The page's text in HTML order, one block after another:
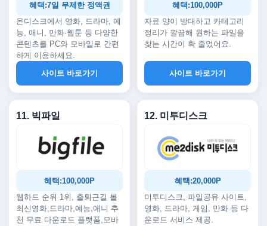
혜택:7일 무제한 정액권
온디스크에서 영화, 드라마, 예
능, 애니, 만화·웹툰 등 다양한
콘텐츠를 PC와 모바일로 간편
하게 이용하세요.
사이트 바로가기
혜택:100,000P
자료 양이 방대하고 카테고리
정리가 깔끔해 원하는 파일을
찾는 시간이 확 줄었어요.
사이트 바로가기
11. 빅파일
혜택:100,000P
웹하드 순위 1위, 출퇴근길 볼
최신영화,드라마,예능,애니 추
천 무료 다운로드 플랫폼,모바
12. 미투디스크
혜택:20,000P
미투디스크, 파일공유 사이트,
영화, 드라마, 게임, 만화 등 다
운로드 서비스 제공.